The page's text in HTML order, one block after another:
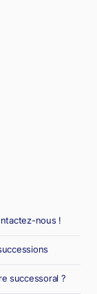
nous !
successoral ?